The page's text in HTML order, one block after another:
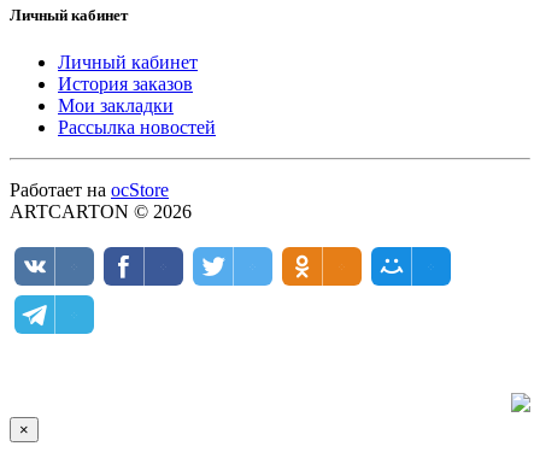
Личный кабинет
Личный кабинет
История заказов
Мои закладки
Рассылка новостей
Работает на ocStore
ARTCARTON © 2026
×